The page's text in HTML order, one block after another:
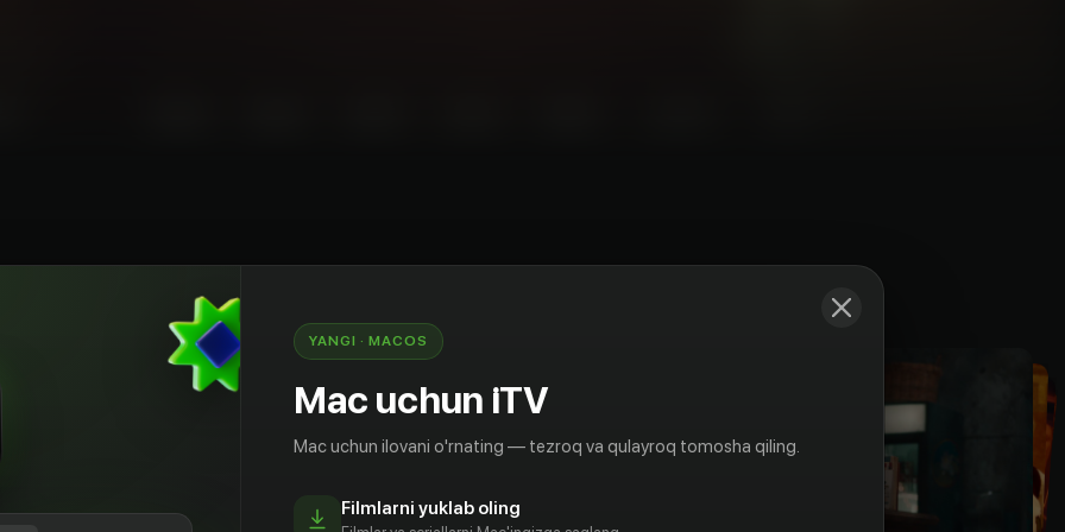
воздуха, для человека не нашлось места.
— лишь тем, кто нашел спасение
жизнь в которых поддерживается
вырабатывающих кислород. Но столь
всеобщим объектом охоты. Именно
и обреченном мире предстоит
обычной женщине, которая пойдет на все,
YANGI · MACOS
Mac uchun iTV
Mac uchun ilovani o'rnating — tezroq va qulayroq tomosha qiling.
Filmlarni yuklab oling